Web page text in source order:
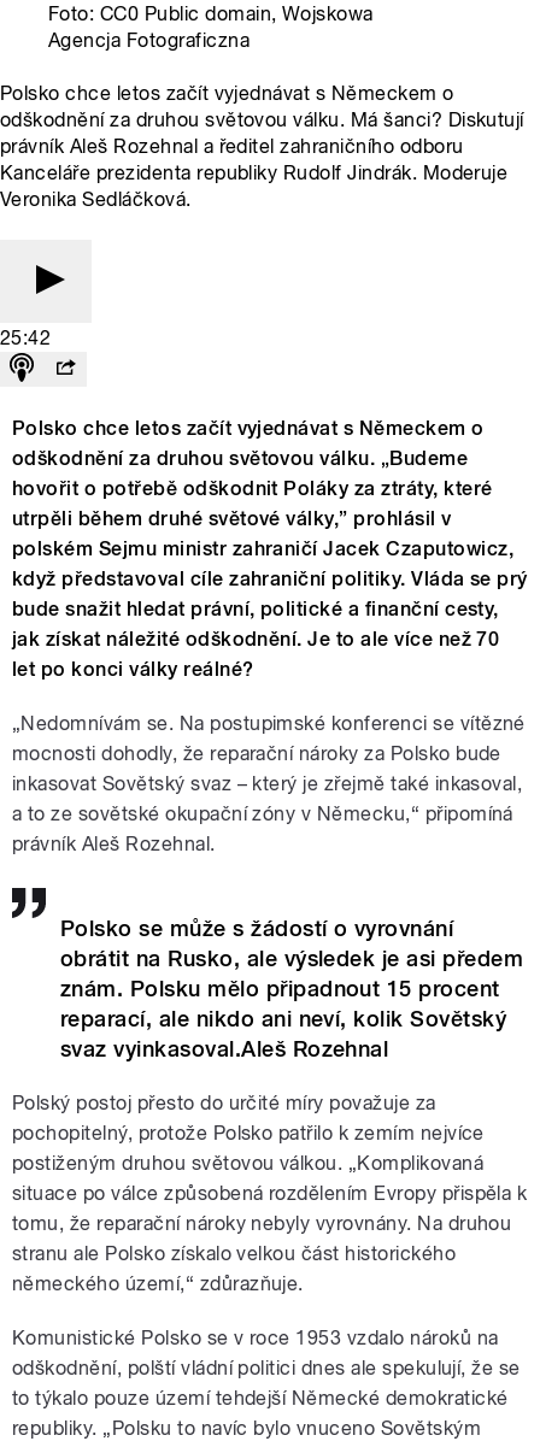
Foto: CC0 Public domain, Wojskowa
Agencja Fotograficzna
Polsko chce letos začít vyjednávat s Německem o
odškodnění za druhou světovou válku. Má šanci? Diskutují
právník Aleš Rozehnal a ředitel zahraničního odboru
Kanceláře prezidenta republiky Rudolf Jindrák. Moderuje
Veronika Sedláčková.
25:42
Polsko chce letos začít vyjednávat s Německem o
odškodnění za druhou světovou válku. „Budeme
hovořit o potřebě odškodnit Poláky za ztráty, které
utrpěli během druhé světové války,” prohlásil v
polském Sejmu ministr zahraničí Jacek Czaputowicz,
když představoval cíle zahraniční politiky. Vláda se prý
bude snažit hledat právní, politické a finanční cesty,
jak získat náležité odškodnění. Je to ale více než 70
let po konci války reálné?
„Nedomnívám se. Na postupimské konferenci se vítězné
mocnosti dohodly, že reparační nároky za Polsko bude
inkasovat Sovětský svaz – který je zřejmě také inkasoval,
a to ze sovětské okupační zóny v Německu,“ připomíná
právník Aleš Rozehnal.
Polsko se může s žádostí o vyrovnání
obrátit na Rusko, ale výsledek je asi předem
znám. Polsku mělo připadnout 15 procent
reparací, ale nikdo ani neví, kolik Sovětský
svaz vyinkasoval.Aleš Rozehnal
Polský postoj přesto do určité míry považuje za
pochopitelný, protože Polsko patřilo k zemím nejvíce
postiženým druhou světovou válkou. „Komplikovaná
situace po válce způsobená rozdělením Evropy přispěla k
tomu, že reparační nároky nebyly vyrovnány. Na druhou
stranu ale Polsko získalo velkou část historického
německého území,“ zdůrazňuje.
Komunistické Polsko se v roce 1953 vzdalo nároků na
odškodnění, polští vládní politici dnes ale spekulují, že se
to týkalo pouze území tehdejší Německé demokratické
republiky. „Polsku to navíc bylo vnuceno Sovětským